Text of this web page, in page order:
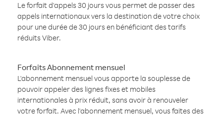
Le forfait d'appels 30 jours vous permet de passer des
appels internationaux vers la destination de votre choix
pour une durée de 30 jours en bénéficiant des tarifs
réduits Viber.
Forfaits Abonnement mensuel
L'abonnement mensuel vous apporte la souplesse de
pouvoir appeler des lignes fixes et mobiles
internationales à prix réduit, sans avoir à renouveler
votre forfait. Avec l'abonnement mensuel, vous faites des